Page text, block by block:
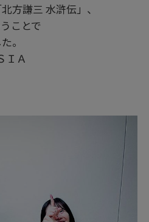
方謙三 水滸伝」、
ことで
。
Ａ